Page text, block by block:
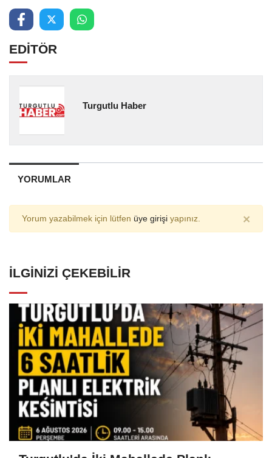
EDİTÖR
Turgutlu Haber
YORUMLAR
Yorum yazabilmek için lütfen üye girişi yapınız. ×
İLGINIZI ÇEKEBILIR